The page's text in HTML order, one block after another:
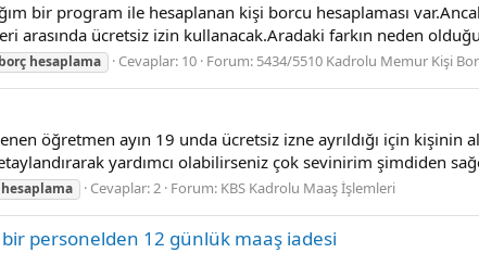
bir program ile hesaplanan kişi borcu hesaplaması
arasında ücretsiz izin kullanacak.Aradaki farkın neden
borç hesaplama Cevaplar: 10 Forum: 5434/5510 Kadrolu Memur Kişi
öğretmen ayın 19 unda ücretsiz izne ayrıldığı için kişinin
yardımcı olabilirseniz çok sevinirim şimdiden
hesaplama Cevaplar: 2 Forum: KBS Kadrolu Maaş İşlemleri
personelden 12 günlük maaş iadesi